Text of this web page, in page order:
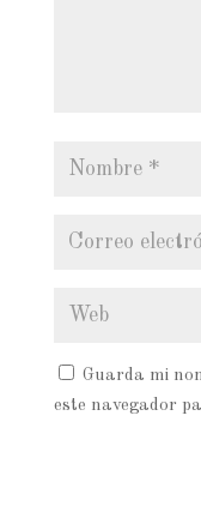
Guarda mi
este navegador